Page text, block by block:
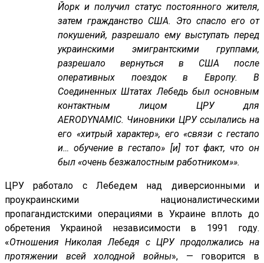
Йорк и получил статус постоянного жителя,
затем гражданство США. Это спасло его от
покушений, разрешало ему выступать перед
украинскими эмигрантскими группами,
разрешало вернуться в США после
оперативных поездок в Европу. В
Соединенных Штатах Лебедь был основным
контактным лицом ЦРУ для
AERODYNAMIC. Чиновники ЦРУ ссылались на
его «хитрый характер», его «связи с гестапо
и… обучение в гестапо» [и] тот факт, что он
был «очень безжалостным работником»».
ЦРУ работало с Лебедем над диверсионными и
проукраинскими националистическими
пропагандистскими операциями в Украине вплоть до
обретения Украиной независимости в 1991 году.
«Отношения Николая Лебедя с ЦРУ продолжались на
протяжении всей холодной войны», — говорится в